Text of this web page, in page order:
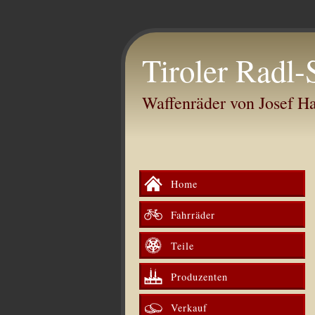
Tiroler Radl-
Waffenräder von Josef
Home
Fahrräder
Teile
Produzenten
Verkauf